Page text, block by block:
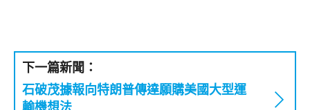
下一篇新聞：
石破茂據報向特朗普傳達願購美國大型運
輸機想法